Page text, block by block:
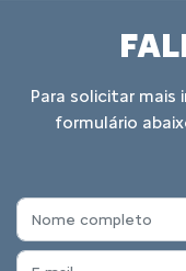
Para solicitar mais
formulário